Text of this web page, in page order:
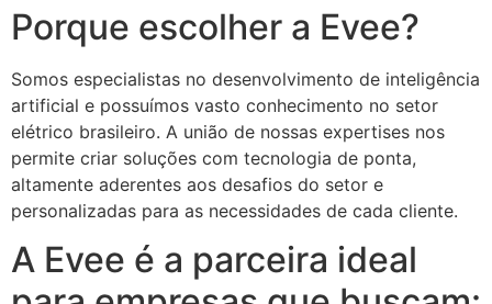
Porque escolher a Evee?
Somos especialistas no desenvolvimento de inteligência
artificial e possuímos vasto conhecimento no setor
elétrico brasileiro. A união de nossas expertises nos
permite criar soluções com tecnologia de ponta,
altamente aderentes aos desafios do setor e
personalizadas para as necessidades de cada cliente.
A Evee é a parceira ideal